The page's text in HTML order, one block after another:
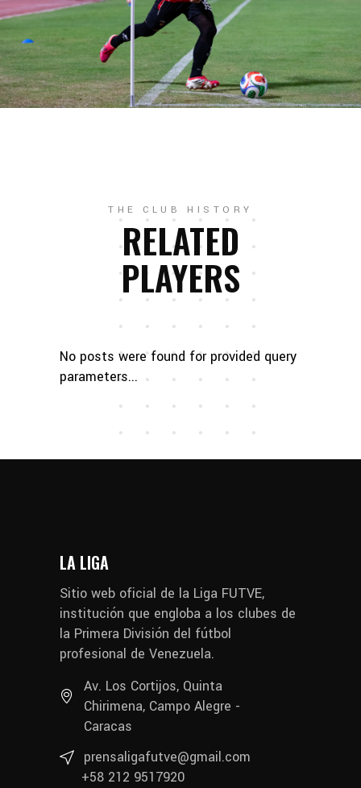
THE CLUB HISTORY
RELATED
PLAYERS
No posts were found for provided query
parameters...
LA LIGA
Sitio web oficial de la Liga FUTVE,
institución que engloba a los clubes de
la Primera División del fútbol
profesional de Venezuela.
Av. Los Cortijos, Quinta
Chirimena, Campo Alegre -
Caracas
prensaligafutve@gmail.com
+58 212 9517920